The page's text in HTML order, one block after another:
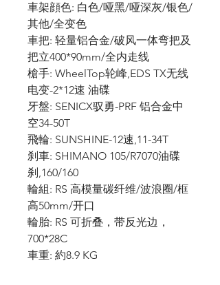
車架顔色: 白色/哑黑/哑深灰/银色/
其他/全变色
車把: 轻量铝合金/破风一体弯把及
把立400*90mm/全内走线
槍手: WheelTop轮峰,EDS TX无线
电变-2*12速 油碟
牙盤: SENICX驭勇-PRF 铝合金中
空34-50T
飛輪: SUNSHINE-12速,11-34T
刹車: SHIMANO 105/R7070油碟
刹,160/160
輪組: RS 高模量碳纤维/波浪圈/框
高50mm/开口
輪胎: RS 可折叠，带反光边，
700*28C
車重: 約8.9 KG